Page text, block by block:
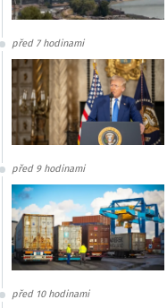
před 7 hodinami
před 9 hodinami
před 10 hodinami